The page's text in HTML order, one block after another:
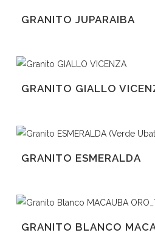
GRANITO JUPARAIBA
GRANITO GIALLO
GRANITO ESMERALDA
GRANITO BLANCO